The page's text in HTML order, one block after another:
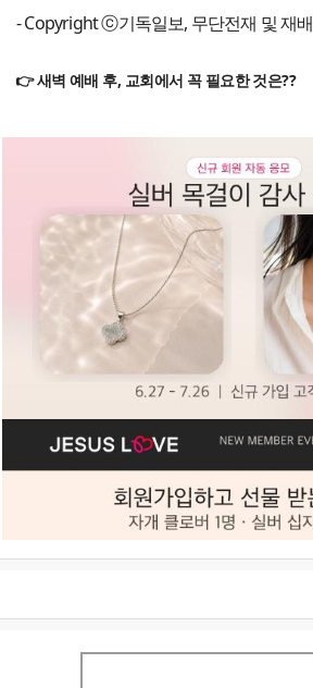
- Copyright ⓒ기독일보, 무단전재 및 재
👉 새벽 예배 후, 교회에서 꼭 필요한 것은??